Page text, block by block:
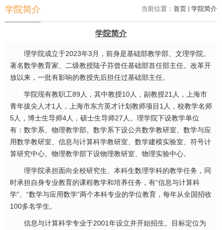
当前位置： 首页 学院简介
学院简介
学院简介
理学院成立于2023年3月，前身是基础部教学部、文理学院。
著名数学教育家、二级教授陆子芬曾任基础部首任部主任。改革开
放以来，一批有影响的教授先后担任过基础部主任。
学院现有教职工89人，其中教授10人，副教授21人，上海市
青年拔尖人才1人，上海市东方英才计划教师项目1人，校教学名师
5人，博士生导师4人，硕士生导师27人。理学院下设教学单位
有：数学系、物理教学部。数学系下设公共数学教研室、数学与应
用数学教研室、信息与计算科学教研室、数学建模实验室、符号计
算研究中心。物理教学部下设物理教研室、物理实验中心。
理学院承担面向全校研究生、本科生数理学科的教学任务，同
时承担自身专业教育的课程教学和培养任务，有“信息与计算科
学”、“数学与应用数学”两个本科专业的学位教育，每年从全国招收
100多名学生。
信息与计算科学专业于2001年设立并开始招生。目标定位为